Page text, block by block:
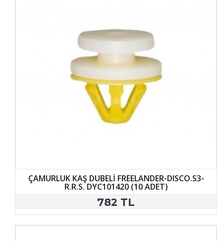
ÇAMURLUK KAŞ DUBELİ FREELANDER-DISCO.S3-
R.R.S. DYC101420 (10 ADET)
782 TL